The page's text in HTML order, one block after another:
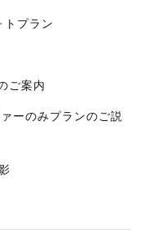
トプラン
ご案内
ーのみプランのご説